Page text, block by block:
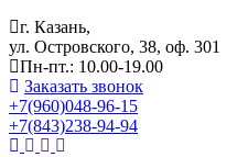
г. Казань,
ул. Островского, 38, оф. 301
Пн-пт.: 10.00-19.00
Заказать звонок
+7(960)048-96-15
+7(843)238-94-94